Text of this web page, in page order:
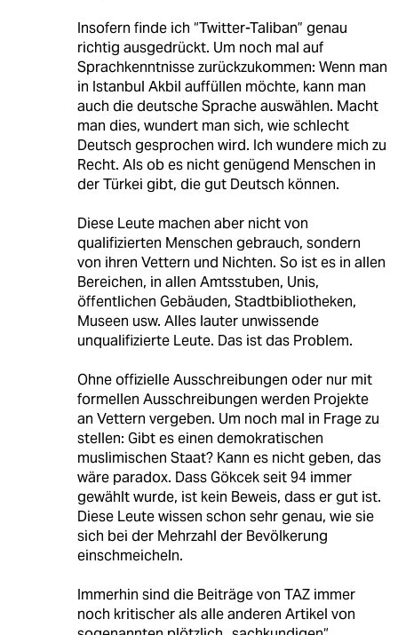
Insofern finde ich “Twitter-Taliban” genau
richtig ausgedrückt. Um noch mal auf
Sprachkenntnisse zurückzukommen: Wenn man
in Istanbul Akbil auffüllen möchte, kann man
auch die deutsche Sprache auswählen. Macht
man dies, wundert man sich, wie schlecht
Deutsch gesprochen wird. Ich wundere mich zu
Recht. Als ob es nicht genügend Menschen in
der Türkei gibt, die gut Deutsch können.
Diese Leute machen aber nicht von
qualifizierten Menschen gebrauch, sondern
von ihren Vettern und Nichten. So ist es in allen
Bereichen, in allen Amtsstuben, Unis,
öffentlichen Gebäuden, Stadtbibliotheken,
Museen usw. Alles lauter unwissende
unqualifizierte Leute. Das ist das Problem.
Ohne offizielle Ausschreibungen oder nur mit
formellen Ausschreibungen werden Projekte
an Vettern vergeben. Um noch mal in Frage zu
stellen: Gibt es einen demokratischen
muslimischen Staat? Kann es nicht geben, das
wäre paradox. Dass Gökcek seit 94 immer
gewählt wurde, ist kein Beweis, dass er gut ist.
Diese Leute wissen schon sehr genau, wie sie
sich bei der Mehrzahl der Bevölkerung
einschmeicheln.
Immerhin sind die Beiträge von TAZ immer
noch kritischer als alle anderen Artikel von